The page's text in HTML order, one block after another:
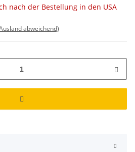
nach der Bestellung in den USA
abweichend)